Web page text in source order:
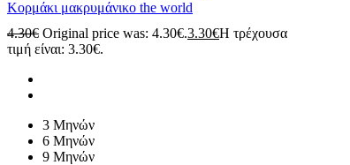
Κορμάκι μακρυμάνικο the world
4.30€ Original price was: 4.30€.3.30€Η τρέχουσα
τιμή είναι: 3.30€.
3 Μηνών
6 Μηνών
9 Μηνών